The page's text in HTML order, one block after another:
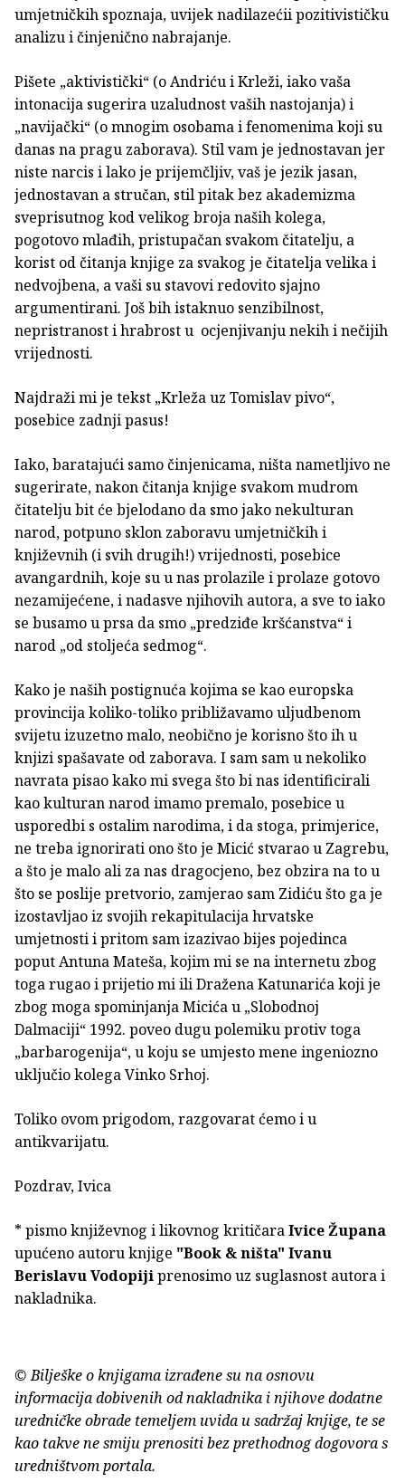
umjetničkih spoznaja, uvijek nadilazećii pozitivističku
analizu i činjenično nabrajanje.
Pišete „aktivistički“ (o Andriću i Krleži, iako vaša
intonacija sugerira uzaludnost vaših nastojanja) i
„navijački“ (o mnogim osobama i fenomenima koji su
danas na pragu zaborava). Stil vam je jednostavan jer
niste narcis i lako je prijemčljiv, vaš je jezik jasan,
jednostavan a stručan, stil pitak bez akademizma
sveprisutnog kod velikog broja naših kolega,
pogotovo mlađih, pristupačan svakom čitatelju, a
korist od čitanja knjige za svakog je čitatelja velika i
nedvojbena, a vaši su stavovi redovito sjajno
argumentirani. Još bih istaknuo senzibilnost,
nepristranost i hrabrost u ocjenjivanju nekih i nečijih
vrijednosti.
Najdraži mi je tekst „Krleža uz Tomislav pivo“,
posebice zadnji pasus!
Iako, baratajući samo činjenicama, ništa nametljivo ne
sugerirate, nakon čitanja knjige svakom mudrom
čitatelju bit će bjelodano da smo jako nekulturan
narod, potpuno sklon zaboravu umjetničkih i
književnih (i svih drugih!) vrijednosti, posebice
avangardnih, koje su u nas prolazile i prolaze gotovo
nezamijećene, i nadasve njihovih autora, a sve to iako
se busamo u prsa da smo „predziđe kršćanstva“ i
narod „od stoljeća sedmog“.
Kako je naših postignuća kojima se kao europska
provincija koliko-toliko približavamo uljudbenom
svijetu izuzetno malo, neobično je korisno što ih u
knjizi spašavate od zaborava. I sam sam u nekoliko
navrata pisao kako mi svega što bi nas identificirali
kao kulturan narod imamo premalo, posebice u
usporedbi s ostalim narodima, i da stoga, primjerice,
ne treba ignorirati ono što je Micić stvarao u Zagrebu,
a što je malo ali za nas dragocjeno, bez obzira na to u
što se poslije pretvorio, zamjerao sam Zidiću što ga je
izostavljao iz svojih rekapitulacija hrvatske
umjetnosti i pritom sam izazivao bijes pojedinca
poput Antuna Mateša, kojim mi se na internetu zbog
toga rugao i prijetio mi ili Dražena Katunarića koji je
zbog moga spominjanja Micića u „Slobodnoj
Dalmaciji“ 1992. poveo dugu polemiku protiv toga
„barbarogenija“, u koju se umjesto mene ingeniozno
uključio kolega Vinko Srhoj.
Toliko ovom prigodom, razgovarat ćemo i u
antikvarijatu.
Pozdrav, Ivica
* pismo književnog i likovnog kritičaraIvice Župana
upućeno autoru knjige "Book & ništa" Ivanu
Berislavu Vodopijiprenosimo uz suglasnost autora i
nakladnika.
© Bilješke o knjigama izrađene su na osnovu
informacija dobivenih od nakladnika i njihove dodatne
uredničke obrade temeljem uvida u sadržaj knjige, te se
kao takve ne smiju prenositi bez prethodnog dogovora s
uredništvom portala.